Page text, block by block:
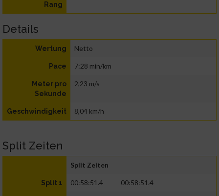
Rang
Details
Wertung Netto
Pace 7:28 min/km
Meter pro
Sekunde
2,23 m/s
Geschwindigkeit 8,04 km/h
Split Zeiten
Split Zeiten
Split 1 00:58:51.4 00:58:51.4